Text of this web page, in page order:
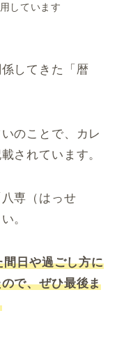
しています
してきた「暦
のことで、カレ
されています。
専（はっせ
。
間日や過ごし方に
で、ぜひ最後ま